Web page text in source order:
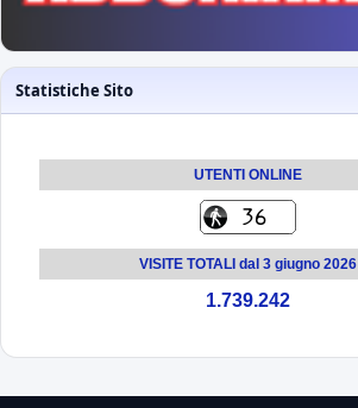
Statistiche Sito
UTENTI ONLINE
VISITE TOTALI dal 3 giugno 2026
1.739.242